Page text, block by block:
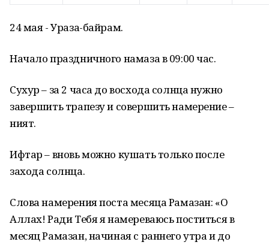
24 мая - Ураза-байрам.
Начало праздничного намаза в 09:00 час.
Сухур – за 2 часа до восхода солнца нужно
завершить трапезу и совершить намерение –
ният.
Ифтар – вновь можно кушать только после
захода солнца.
Слова намерения поста месяца Рамазан: «О
Аллах! Ради Тебя я намереваюсь поститься в
месяц Рамазан, начиная с раннего утра и до